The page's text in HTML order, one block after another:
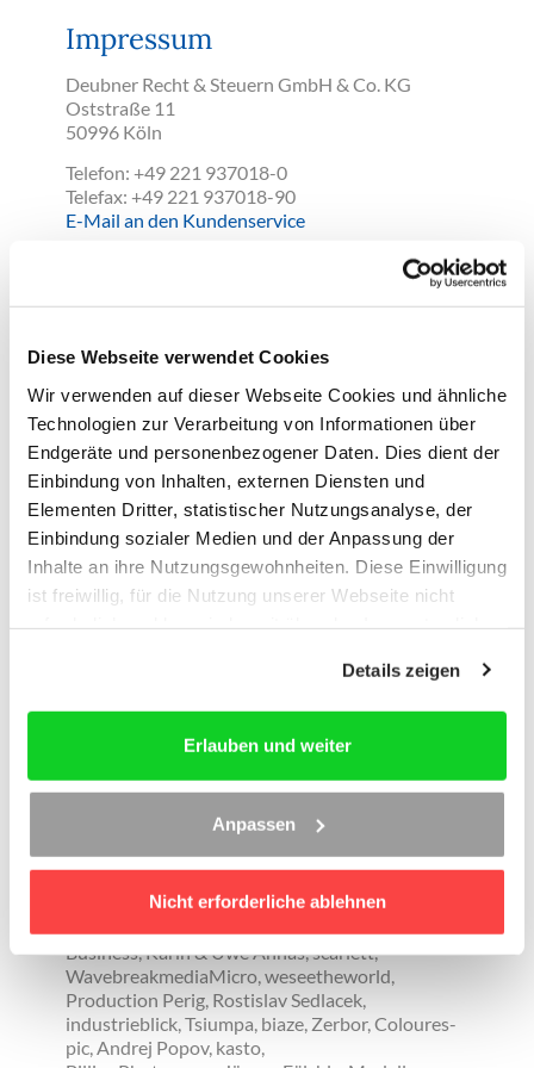
Diese Webseite verwendet Cookies
Wir verwenden auf dieser Webseite Cookies und ähnliche
Technologien zur Verarbeitung von Informationen über
Endgeräte und personenbezogener Daten. Dies dient der
Einbindung von Inhalten, externen Diensten und
Elementen Dritter, statistischer Nutzungsanalyse, der
Einbindung sozialer Medien und der Anpassung der
Inhalte an ihre Nutzungsgewohnheiten. Diese Einwilligung
ist freiwillig, für die Nutzung unserer Webseite nicht
und imImpressum
Details zeigen
Erlauben und weiter
Anpassen
Nicht erforderliche ablehnen
Impressum
Deubner Recht & Steuern GmbH & Co. KG
Oststraße 11
50996 Köln
Telefon: +49 221 937018-0
Telefax: +49 221 937018-90
E-Mail an den Kundenservice
Persönlich haftende Gesellschafterin ist die
Handelsregister: Registergericht Köln HRB
37127
Vertretungsberechtige Geschäftsführer: Ralf
Wagner, Jochen Hortschansky, Kurt Skupin
Umsatzsteueridentfikationsnummer gemäß § 27
a UStG: DE 213 24 75 91
Inhaltlich verantwortlich im Sinne des § 18 Abs. 2
MStV:
Name:
Bildnachweise
© www.shutterstock.com | Africa Studio, Pablo
Hidalgo, Andrey_Popov, Lisa S., Gajus
© www.fotolia.de | fabstyle, Henry Czauderna,
contrastwerkstatt, kwarner, Kurhan, Monkey
Business, Karin & Uwe Annas, scarlett,
WavebreakmediaMicro, weseetheworld,
Production Perig, Rostislav Sedlacek,
industrieblick, Tsiumpa, biaze, Zerbor, Coloures-
pic, Andrej Popov, kasto,